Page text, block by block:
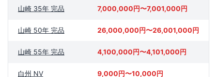
山崎 35年 完品 7,000,000円〜7,001,000円
山崎 50年 完品 26,000,000円〜26,001,000円
山崎 55年 完品 4,100,000円〜4,101,000円
白州 NV 9,000円〜10,000円